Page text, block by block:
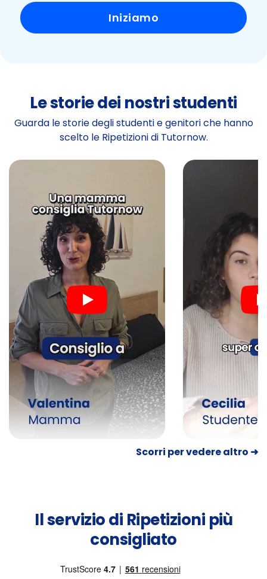
Iniziamo
Le storie dei nostri studenti
Guarda le storie degli studenti e genitori che hanno
scelto le Ripetizioni di Tutornow.
Scorri per vedere altro ➜
Il servizio di Ripetizioni più
consigliato